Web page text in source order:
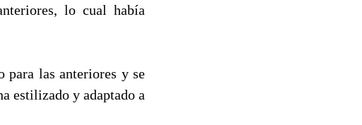
lo cual había
para las anteriores y se
estilizado y adaptado a